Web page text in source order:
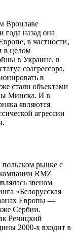
Вроцлаве
года назад она
в частности,
в целом
в Украине, в
соагрессора,
в
стали объектами
Минска. И в
являются
агрессии
рынке с
компании RMZ
звеном
«Белорусская
Европы —
Сербии.
Речицкий
2000-х входит в